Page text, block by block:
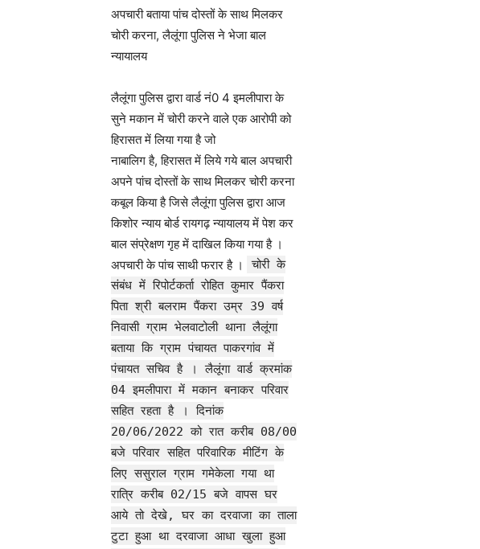
अपचारी बताया पांच दोस्तों के साथ ‍मिलकर
चोरी करना, लैलूंगा पुलिस ने भेजा बाल
न्यायालय
लैलूंगा पुलिस द्वारा वार्ड नं0 4 इमलीपारा के
सुने मकान में चोरी करने वाले एक आरोपी को
हिरासत में लिया गया है जो
नाबालिग है, हिरासत में लिये गये बाल अपचारी
अपने पांच दोस्तों के साथ मिलकर चोरी करना
कबूल किया है जिसे लैलूंगा पुलिस द्वारा आज
किशोर न्याय बोर्ड रायगढ़ न्यायालय में पेश कर
बाल संप्रेक्षण गृह में दाखिल किया गया है ।
अपचारी के पांच साथी फरार है ।
चोरी के
संबंध में रिपोर्टकर्ता रोहित कुमार पैंकरा
पिता श्री बलराम पैंकरा उम्र 39 वर्ष
निवासी ग्राम भेलवाटोली थाना लैलूंगा
बताया कि ग्राम पंचायत पाकरगांव में
पंचायत सचिव है । लैलूंगा वार्ड क्रमांक
04 इमलीपारा में मकान बनाकर परिवार
सहित रहता है । दिनांक
20/06/2022 को रात करीब 08/00
बजे परिवार सहित परिवारिक मीटिंग के
लिए ससुराल ग्राम गमेकेला गया था
रात्रि करीब 02/15 बजे वापस घर
आये तो देखे, घर का दरवाजा का ताला
टुटा हुआ था दरवाजा आधा खुला हुआ